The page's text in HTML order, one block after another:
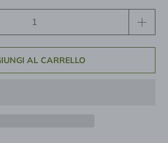
AL CARRELLO